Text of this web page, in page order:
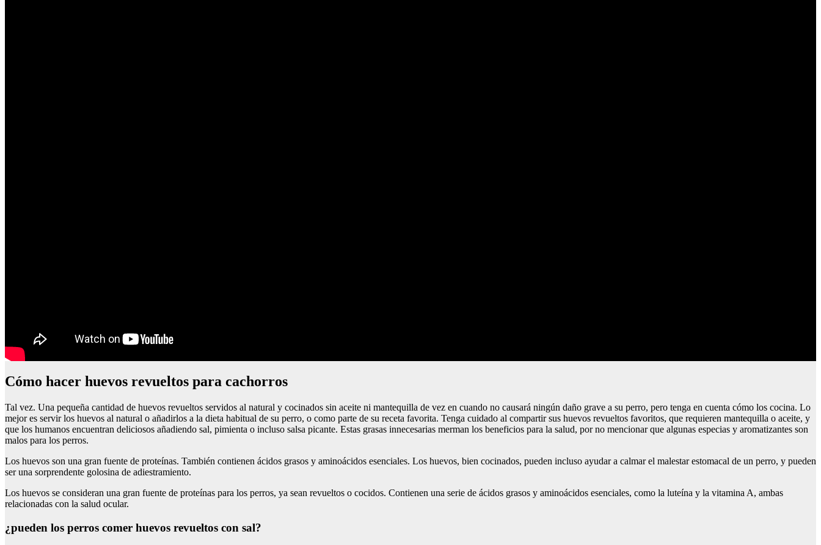
Cómo hacer huevos revueltos para cachorros
Tal vez. Una pequeña cantidad de huevos revueltos servidos al natural y cocinados sin aceite ni mantequilla de vez en cuando no causará ningún daño grave a su perro, pero tenga en cuenta cómo los cocina. Lo
mejor es servir los huevos al natural o añadirlos a la dieta habitual de su perro, o como parte de su receta favorita. Tenga cuidado al compartir sus huevos revueltos favoritos, que requieren mantequilla o aceite, y
que los humanos encuentran deliciosos añadiendo sal, pimienta o incluso salsa picante. Estas grasas innecesarias merman los beneficios para la salud, por no mencionar que algunas especias y aromatizantes son
malos para los perros.
Los huevos son una gran fuente de proteínas. También contienen ácidos grasos y aminoácidos esenciales. Los huevos, bien cocinados, pueden incluso ayudar a calmar el malestar estomacal de un perro, y pueden
ser una sorprendente golosina de adiestramiento.
Los huevos se consideran una gran fuente de proteínas para los perros, ya sean revueltos o cocidos. Contienen una serie de ácidos grasos y aminoácidos esenciales, como la luteína y la vitamina A, ambas
relacionadas con la salud ocular.
¿pueden los perros comer huevos revueltos con sal?